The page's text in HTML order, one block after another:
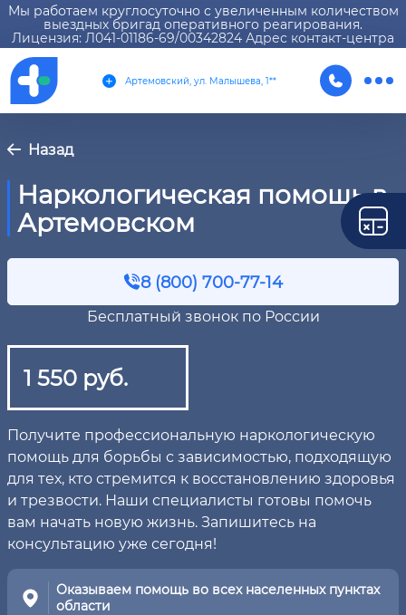
Мы работаем круглосуточно с увеличенным количеством
выездных бригад оперативного реагирования.
Лицензия: Л041-01186-69/00342824 Адрес контакт-центра
Артемовский, ул. Малышева, 1**
Назад
Наркологическая помощь в
Артемовском
8 (800) 700-77-14
Бесплатный звонок по России
1 550 руб.
Получите профессиональную наркологическую
помощь для борьбы с зависимостью, подходящую
для тех, кто стремится к восстановлению здоровья
и трезвости. Наши специалисты готовы помочь
вам начать новую жизнь. Запишитесь на
консультацию уже сегодня!
Оказываем помощь во всех населенных пунктах
области